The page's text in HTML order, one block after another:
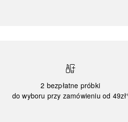
2 bezpłatne próbki
do wyboru przy zamówieniu od 49zł¹